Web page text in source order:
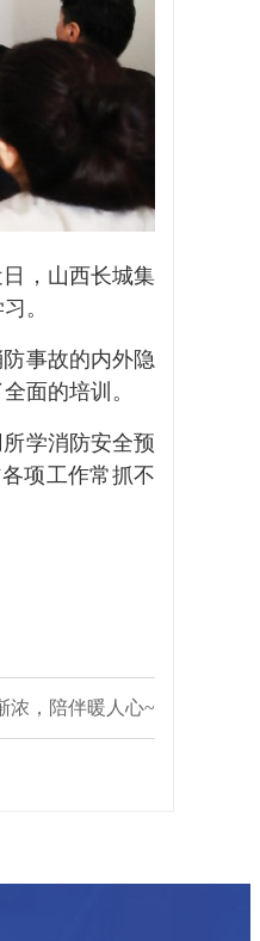
，山西长城集
。
事故的内外隐
面的培训。
学消防安全预
项工作常抓不
浓，陪伴暖人心~